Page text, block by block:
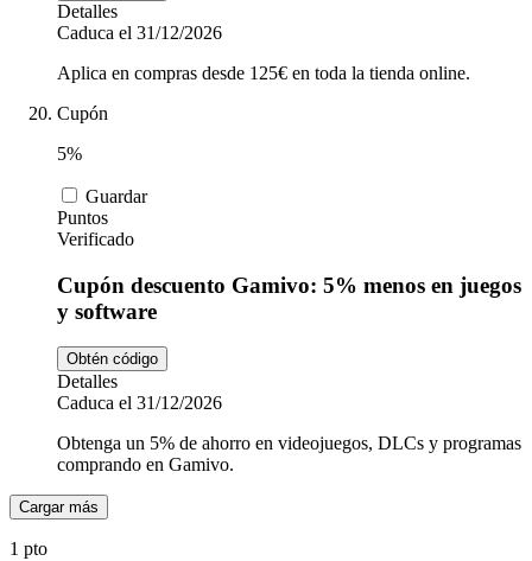
Detalles
Caduca el 31/12/2026
Aplica en compras desde 125€ en toda la tienda online.
Cupón
5%
Guardar
Puntos
Verificado
Cupón descuento Gamivo: 5% menos en juegos
y software
Obtén código
Detalles
Caduca el 31/12/2026
Obtenga un 5% de ahorro en videojuegos, DLCs y programas
comprando en Gamivo.
Cargar más
1 pto